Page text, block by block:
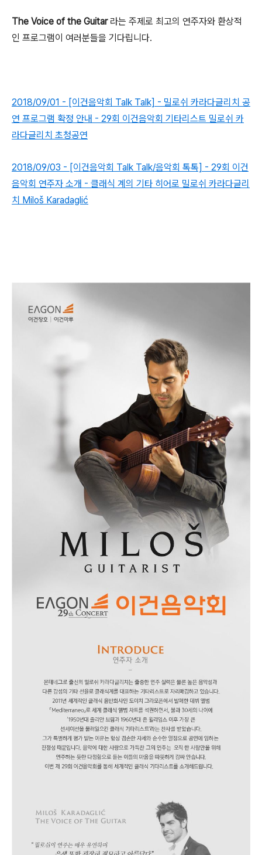
The Voice of the Guitar라는 주제로 최고의 연주자와 환상적
인 프로그램이 여러분들을 기다립니다.
2018/09/01 - [이건음악회 Talk Talk] - 밀로쉬 카라다글리치 공
연 프로그램 확정 안내 - 29회 이건음악회 기타리스트 밀로쉬 카
라다글리치 초청공연
2018/09/03 - [이건음악회 Talk Talk/음악회 톡톡] - 29회 이건
음악회 연주자 소개 - 클래식 계의 기타 히어로 밀로쉬 카라다글리
치 Miloš Karadaglić